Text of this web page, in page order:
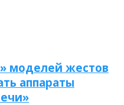
моделей жестов
аппараты